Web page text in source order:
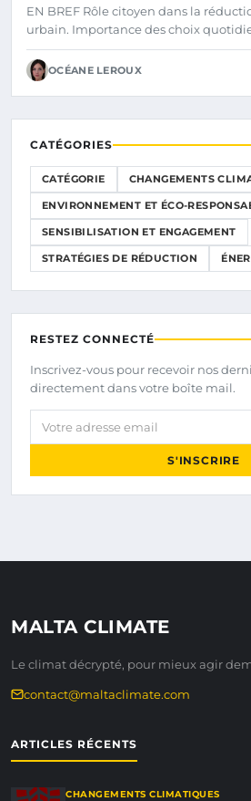
EN BREF Rôle citoyen dans la
urbain. Importance des choix
OCÉANE LEROUX
CATÉGORIES
CATÉGORIE CHANGEMENTS
ENVIRONNEMENT ET ÉCO-
SENSIBILISATION ET ENGAGEMENT
STRATÉGIES DE RÉDUCTION
RESTEZ CONNECTÉ
Inscrivez-vous pour recevoir nos
directement dans votre boîte mail.
Votre adresse email
S'INSCRIRE
MALTA CLIMATE
Le climat décrypté, pour mieux agir
contact@maltaclimate.com
ARTICLES RÉCENTS
CHANGEMENTS CLIMATIQUES